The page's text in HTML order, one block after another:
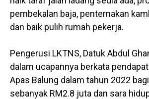
pembekalan baja, penternakan
dan baik pulih rumah pekerja.
Pengerusi LKTNS, Datuk Abdul
dalam ucapannya berkata
Apas Balung dalam tahun 2022
sebanyak RM2.8 juta dan sara